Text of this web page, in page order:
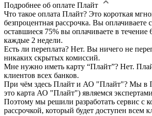
Подробнее об оплате Плайт
Что такое оплата Плайт? Это короткая
безпроцентная рассрочка. Вы оплачиваете
оставшиеся 75% вы оплачиваете в течение
каждые 2 недели.
Есть ли переплата? Нет. Вы ничего не
никаких скрытых комиссий.
Мне нужно иметь карту “Плайт”? Нет.
клиентов всех банков.
При чём здесь Плайт и АО "Плайт"? Мы в
это карта АО "Плайт") являемся
Поэтому мы решили разработать сервис с
рассрочкой, который будет доступен всем